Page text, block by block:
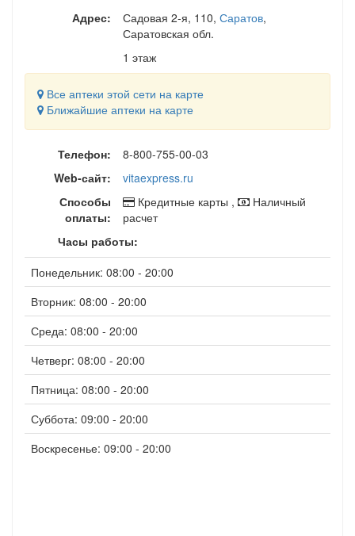
Адрес: Садовая 2-я, 110, Саратов,
Саратовская обл.
1 этаж
Все аптеки этой сети на карте
Ближайшие аптеки на карте
Телефон:
8-800-755-00-03
Web-сайт:
vitaexpress.ru
Способы
оплаты:
Кредитные карты ,
Наличный
расчет
Часы работы:
Понедельник: 08:00 - 20:00
Вторник: 08:00 - 20:00
Среда: 08:00 - 20:00
Четверг: 08:00 - 20:00
Пятница: 08:00 - 20:00
Суббота: 09:00 - 20:00
Воскресенье: 09:00 - 20:00